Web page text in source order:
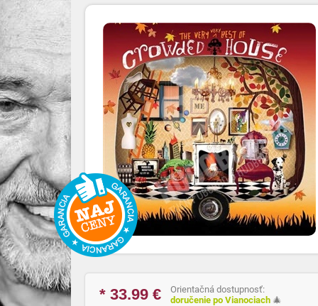
* 33.99 €
Orientačná dostupnosť:
doručenie po Vianociach 🎄